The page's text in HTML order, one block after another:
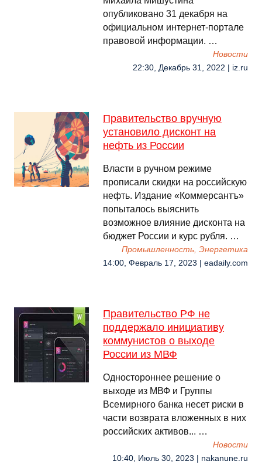
опубликовано 31 декабря на
официальном интернет-портале
правовой информации. …
Новости
22:30, Декабрь 31, 2022 | iz.ru
Правительство вручную
установило дисконт на
нефть из России
Власти в ручном режиме
прописали скидки на российскую
нефть. Издание «Коммерсантъ»
попыталось выяснить
возможное влияние дисконта на
бюджет России и курс рубля. …
Промышленность, Энергетика
14:00, Февраль 17, 2023 | eadaily.com
Правительство РФ не
поддержало инициативу
коммунистов о выходе
России из МВФ
Одностороннее решение о
выходе из МВФ и Группы
Всемирного банка несет риски в
части возврата вложенных в них
российских активов... …
Новости
10:40, Июль 30, 2023 | nakanune.ru